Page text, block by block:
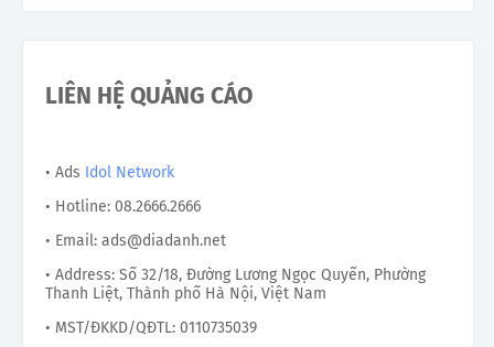
LIÊN HỆ QUẢNG CÁO
• Ads Idol Network
• Hotline: 08.2666.2666
• Email: ads@diadanh.net
• Address: Số 32/18, Đường Lương Ngọc Quyến, Phường
Thanh Liệt, Thành phố Hà Nội, Việt Nam
• MST/ĐKKD/QĐTL: 0110735039